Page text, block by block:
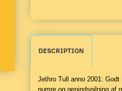
DESCRIPTION
Jethro Tull anno 2001:
numre og genindspilning af